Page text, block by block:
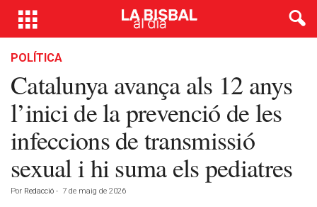
POLÍTICA
Catalunya avança als 12 anys
l’inici de la prevenció de les
infeccions de transmissió
sexual i hi suma els pediatres
Por Redacció - 7 de maig de 2026